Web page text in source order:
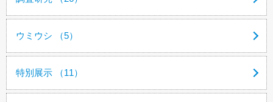
ウミウシ （5）
特別展示 （11）